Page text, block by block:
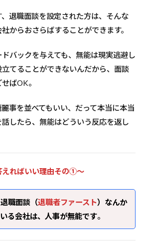
退職面談を設定された方は、そんな
からおさらばすることができます。
バックを与えても、無能は現実逃避し
てることができないんだから、面談
ばOK。
事を並べてもいい、だって本当に本当
したら、無能はどういう反応を返し
えればいい理由その①～
職面談（退職者ファースト）なんか
る会社は、人事が無能です。